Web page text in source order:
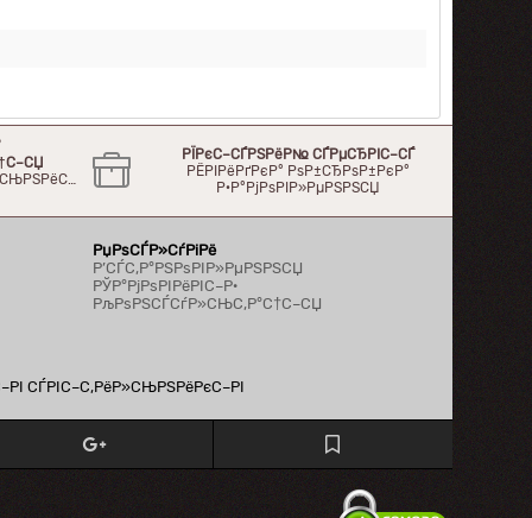
РЇРєС–СЃРЅРёР№ СЃРµСЂРІС–СЃ
РЁРІРёРґРєР° РѕР±СЂРѕР±РєР°
Р·Р°РјРѕРІР»РµРЅРЅСЏ
РџРѕСЃР»СѓРіРё
Р’СЃС‚Р°РЅРѕРІР»РµРЅРЅСЏ
РЎР°РјРѕРІРёРІС–Р·
РљРѕРЅСЃСѓР»СЊС‚Р°С†С–СЏ
СЃРІС–С‚РёР»СЊРЅРёРєС–РІ